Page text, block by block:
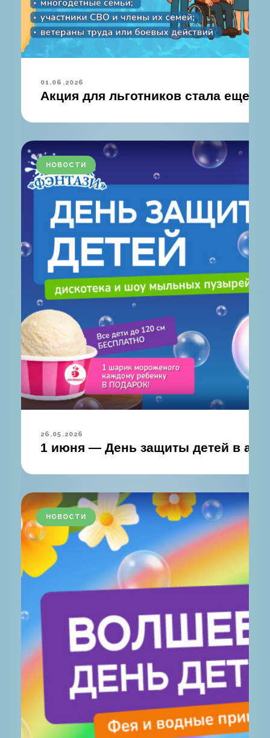
01.06.2026
Акция для льготников стала еще
НОВОСТИ
26.05.2026
1 июня — День защиты детей в
НОВОСТИ